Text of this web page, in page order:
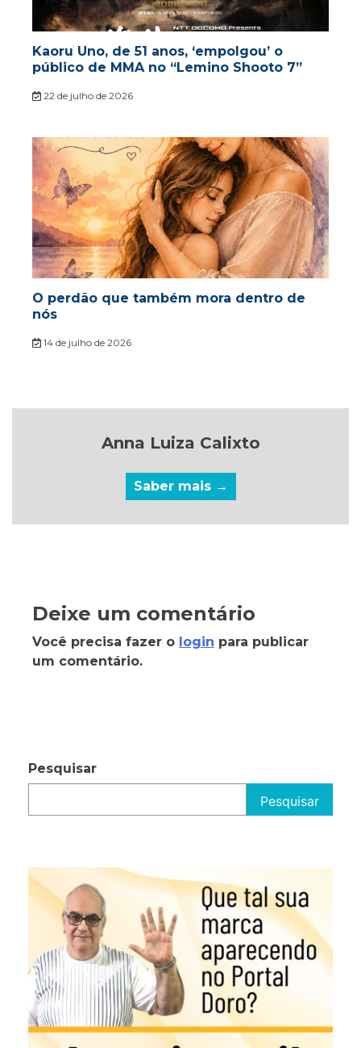
Kaoru Uno, de 51 anos, ‘empolgou’ o
público de MMA no “Lemino Shooto 7”
22 de julho de 2026
O perdão que também mora dentro de
nós
14 de julho de 2026
Anna Luiza Calixto
Saber mais →
Deixe um comentário
Você precisa fazer o login para publicar
um comentário.
Pesquisar
Pesquisar